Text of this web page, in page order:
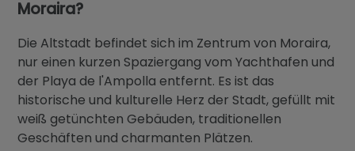
Moraira?
Die Altstadt befindet sich im Zentrum von Moraira,
nur einen kurzen Spaziergang vom Yachthafen und
der Playa de l'Ampolla entfernt. Es ist das
historische und kulturelle Herz der Stadt, gefüllt mit
weiß getünchten Gebäuden, traditionellen
Geschäften und charmanten Plätzen.